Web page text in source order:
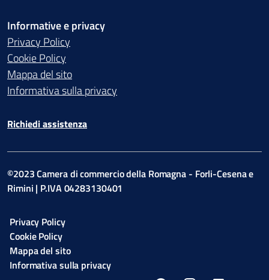
Informative e privacy
Privacy Policy
Cookie Policy
Mappa del sito
Informativa sulla privacy
Richiedi assistenza
©2023 Camera di commercio della Romagna - Forli-Cesena e
Rimini | P.IVA 04283130401
Privacy Policy
Cookie Policy
Mappa del sito
Informativa sulla privacy